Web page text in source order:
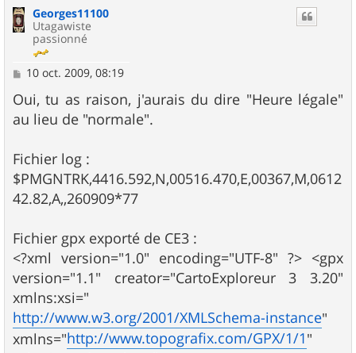
Georges11100
Utagawiste
passionné
M
s
s
a
10 oct. 2009, 08:19
Oui, tu as raison, j'aurais du dire "Heure légale"
au lieu de "normale".
Fichier log :
$PMGNTRK,4416.592,N,00516.470,E,00367,M,0612
42.82,A,,260909*77
Fichier gpx exporté de CE3 :
<?xml version="1.0" encoding="UTF-8" ?> <gpx
version="1.1" creator="CartoExploreur 3 3.20"
xmlns:xsi="
http://www.w3.org/2001/XMLSchema-instance"
xmlns="http://www.topografix.com/GPX/1/1"